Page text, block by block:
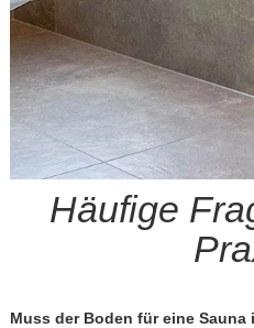
Häufige
Muss der Boden für eine